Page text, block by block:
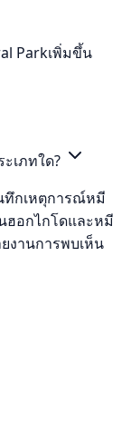
Parkเพิ่มขึ้น
เภทใด?
ทึกเหตุการณ์หมี
อกไกโดและหมี
งานการพบเห็น